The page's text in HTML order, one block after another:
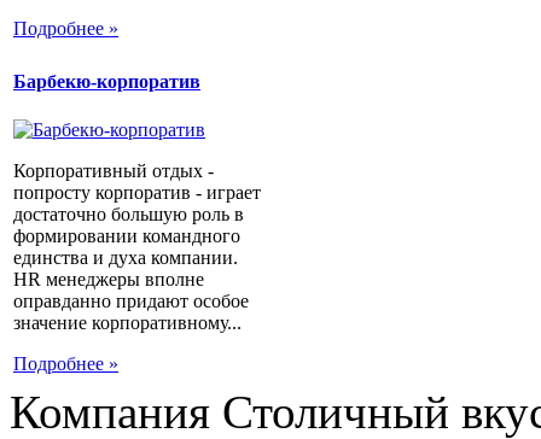
Подробнее »
Барбекю-корпоратив
Корпоративный отдых -
попросту корпоратив - играет
достаточно большую роль в
формировании командного
единства и духа компании.
HR менеджеры вполне
оправданно придают особое
значение корпоративному...
Подробнее »
Компания Столичный